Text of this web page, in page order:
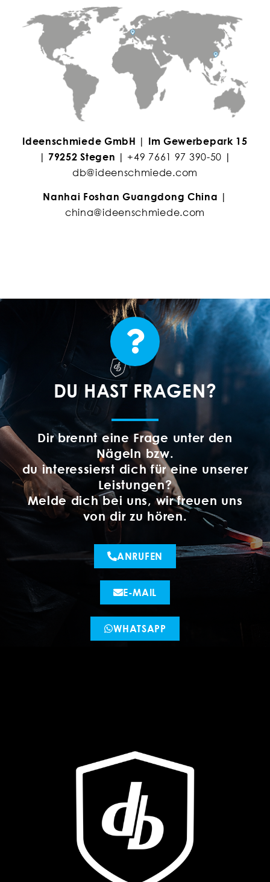
Ideenschmiede GmbH | Im Gewerbepark 15
| 79252 Stegen |+49 7661 97 390-50 |
db@ideenschmiede.com
Nanhai Foshan Guangdong China |
china@ideenschmiede.com
DU HAST FRAGEN?
Dir brennt eine Frage unter den
Nägeln bzw.
du interessierst dich für eine unserer
Leistungen?
Melde dich bei uns, wir freuen uns
von dir zu hören.
ANRUFEN
E-MAIL
WHATSAPP